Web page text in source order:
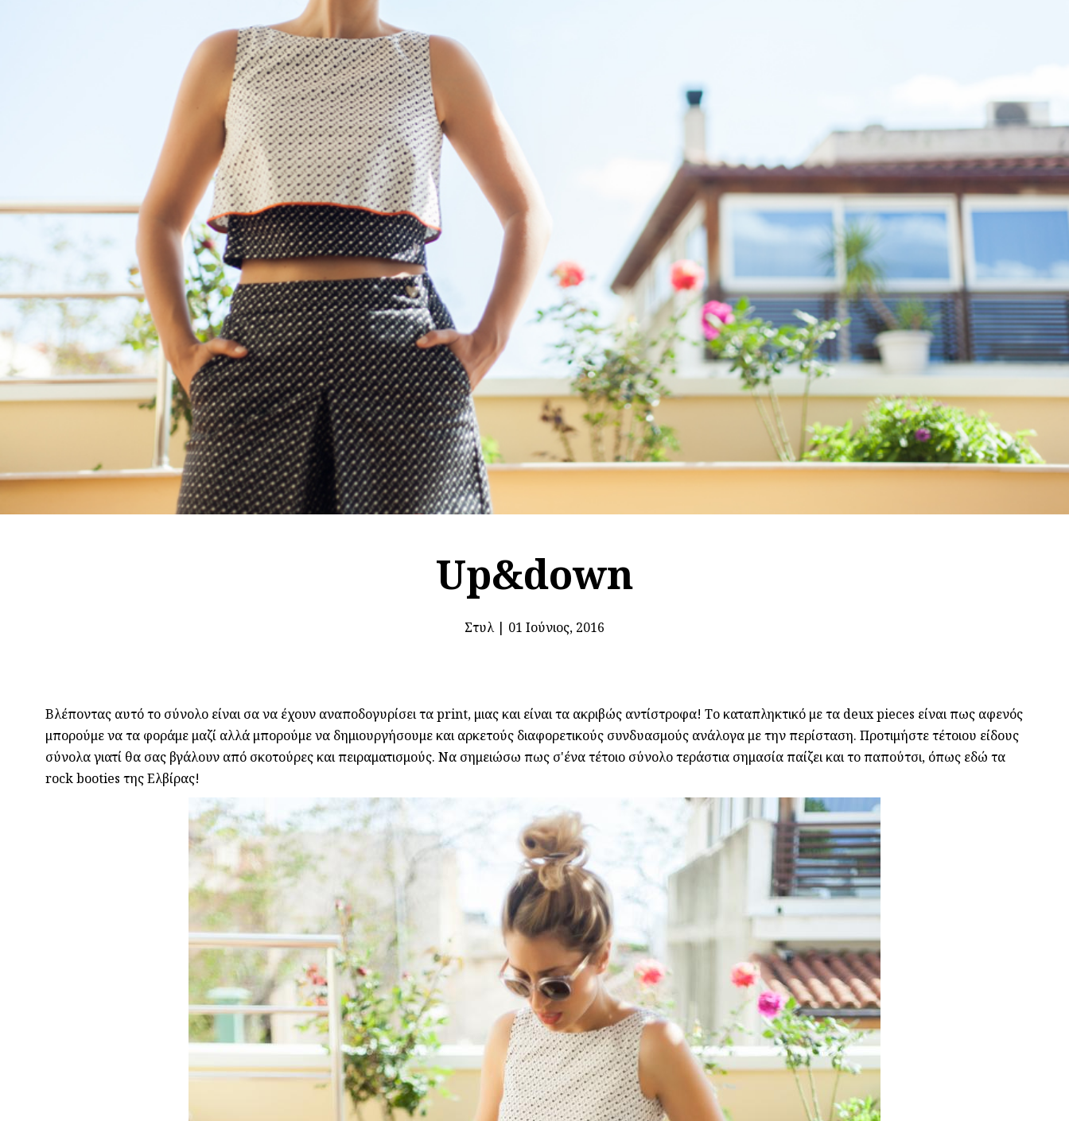
Up&down
Στυλ| 01 Ιούνιος, 2016
Βλέποντας αυτό το σύνολο είναι σα να έχουν αναποδογυρίσει τα print, μιας και είναι τα ακριβώς αντίστροφα! Το καταπληκτικό με τα deux pieces είναι πως αφενός
μπορούμε να τα φοράμε μαζί αλλά μπορούμε να δημιουργήσουμε και αρκετούς διαφορετικούς συνδυασμούς ανάλογα με την περίσταση. Προτιμήστε τέτοιου είδους
σύνολα γιατί θα σας βγάλουν από σκοτούρες και πειραματισμούς. Να σημειώσω πως σ'ένα τέτοιο σύνολο τεράστια σημασία παίζει και το παπούτσι, όπως εδώ τα
rock booties της Ελβίρας!